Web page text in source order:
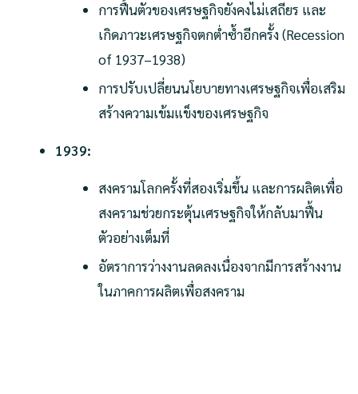
การฟื้นตัวของเศรษฐกิจยังคงไม่เสถียร และ
เกิดภาวะเศรษฐกิจตกต่ำซ้ำอีกครั้ง (Recession
of 1937–1938)
การปรับเปลี่ยนนโยบายทางเศรษฐกิจเพื่อเสริม
สร้างความเข้มแข็งของเศรษฐกิจ
1939:
สงครามโลกครั้งที่สองเริ่มขึ้น และการผลิตเพื่อ
สงครามช่วยกระตุ้นเศรษฐกิจให้กลับมาฟื้น
ตัวอย่างเต็มที่
อัตราการว่างงานลดลงเนื่องจากมีการสร้างงาน
ในภาคการผลิตเพื่อสงคราม